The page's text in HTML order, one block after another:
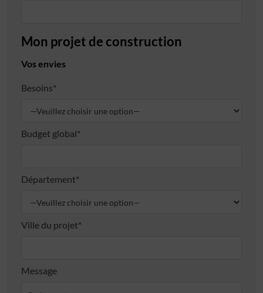
Mon projet de construction
Vos envies
Besoins*
Budget global*
Département*
Ville du projet*
Message